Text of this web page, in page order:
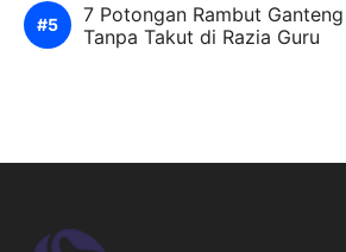
7 Potongan Rambut
Tanpa Takut di Razia Guru